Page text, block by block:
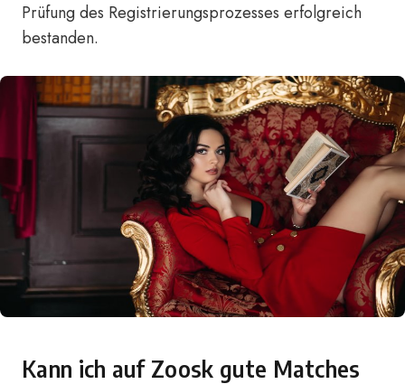
Prüfung des Registrierungsprozesses erfolgreich
bestanden.
Kann ich auf Zoosk gute Matches